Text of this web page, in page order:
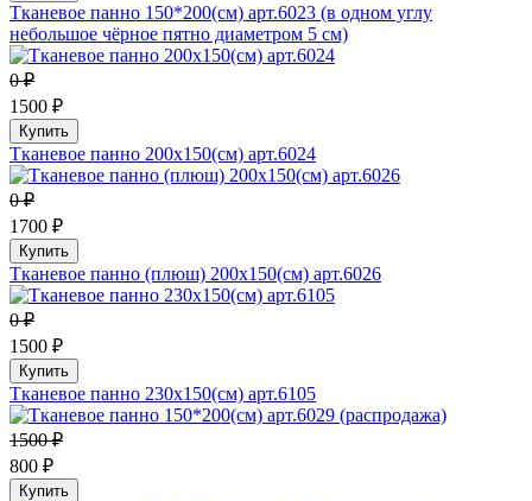
Тканевое панно 150*200(см) арт.6023 (в одном углу
небольшое чёрное пятно диаметром 5 см)
0 ₽
1500 ₽
Купить
Тканевое панно 200х150(см) арт.6024
0 ₽
1700 ₽
Купить
Тканевое панно (плюш) 200х150(см) арт.6026
0 ₽
1500 ₽
Купить
Тканевое панно 230х150(см) арт.6105
1500 ₽
800 ₽
Купить